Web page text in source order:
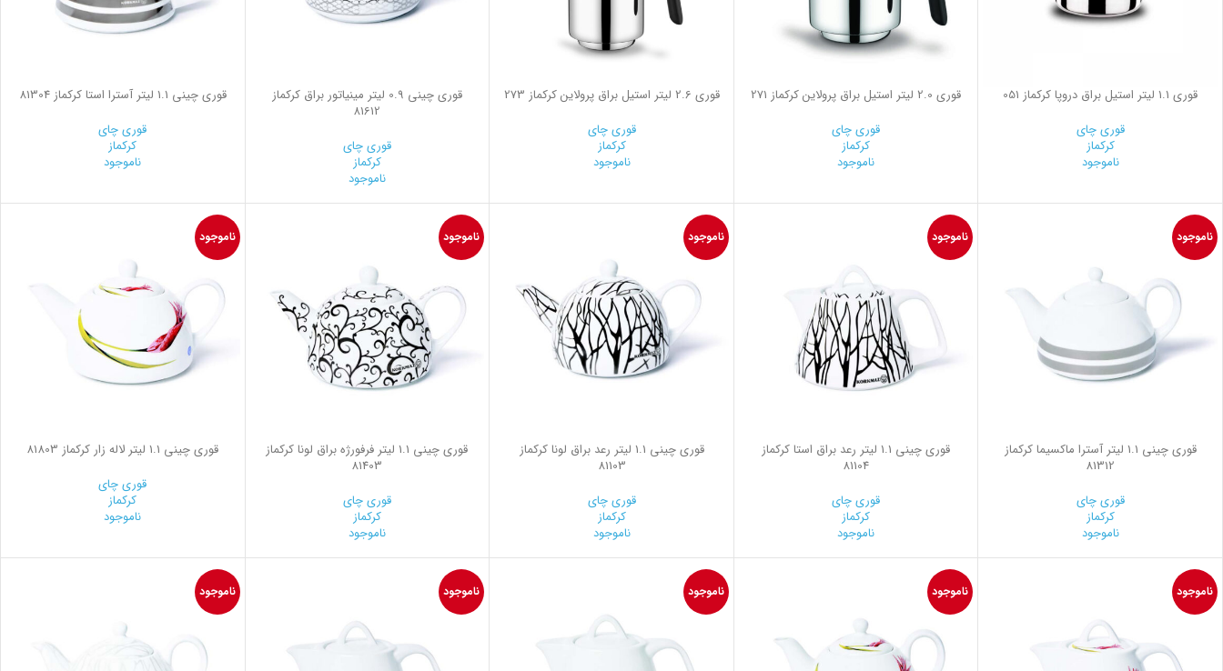
قوری 1.1 لیتر استیل براق دروپا کرکماز 051
قوری چای
کرکماز
ناموجود
قوری 2.0 لیتر استیل براق پرولاین کرکماز 271
قوری چای
کرکماز
ناموجود
قوری 2.6 لیتر استیل براق پرولاین کرکماز 273
قوری چای
کرکماز
ناموجود
قوری چینی 0.9 لیتر مينياتور براق کرکماز
81612
قوری چای
کرکماز
ناموجود
قوری چینی 1.1 لیتر آسترا استا کرکماز 81304
قوری چای
کرکماز
ناموجود
ناموجود
قوری چینی 1.1 لیتر آسترا ماكسيما کرکماز
81312
قوری چای
کرکماز
ناموجود
ناموجود
قوری چینی 1.1 لیتر رعد براق استا کرکماز
81104
قوری چای
کرکماز
ناموجود
ناموجود
قوری چینی 1.1 لیتر رعد براق لونا کرکماز
81103
قوری چای
کرکماز
ناموجود
ناموجود
قوری چینی 1.1 لیتر فرفورژه براق لونا کرکماز
81403
قوری چای
کرکماز
ناموجود
ناموجود
قوری چینی 1.1 لیتر لاله زار کرکماز 81803
قوری چای
کرکماز
ناموجود
ناموجود ناموجود ناموجود ناموجود ناموجود